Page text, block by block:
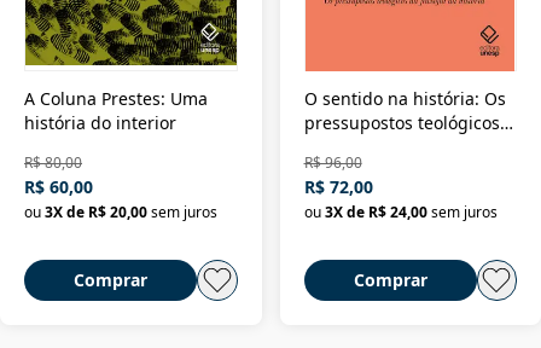
A Coluna Prestes: Uma
história do interior
R$ 80,00
R$ 60,00
ou3X de R$ 20,00sem juros
Comprar
O sentido na história: Os
pressupostos teológicos
R$ 96,00
R$ 72,00
ou 3X de R$ 24,00 sem juros
Comprar